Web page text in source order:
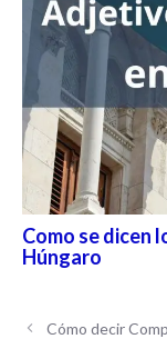
Como se dicen
Húngaro
Cómo decir